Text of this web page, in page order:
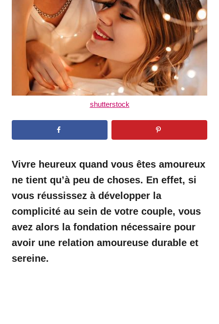
shutterstock
Vivre heureux quand vous êtes amoureux
ne tient qu’à peu de choses. En effet, si
vous réussissez à développer la
complicité au sein de votre couple, vous
avez alors la fondation nécessaire pour
avoir une relation amoureuse durable et
sereine.